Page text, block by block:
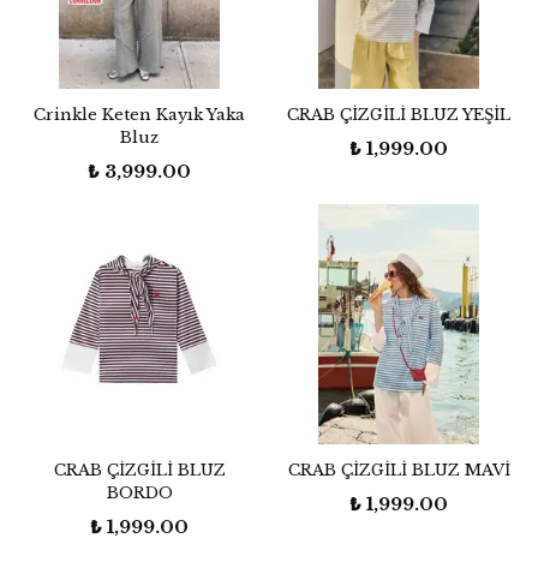
Crinkle Keten Kayık Yaka
Bluz
₺ 3,999.00
CRAB ÇİZGİLİ BLUZ YEŞİL
₺ 1,999.00
CRAB ÇİZGİLİ BLUZ
BORDO
₺ 1,999.00
CRAB ÇİZGİLİ BLUZ MAVİ
₺ 1,999.00